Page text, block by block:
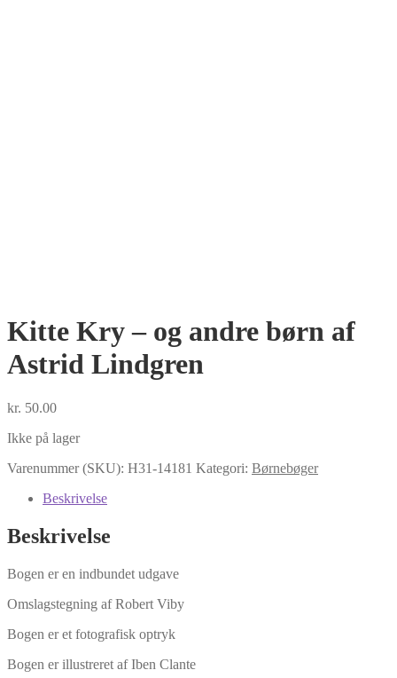
Kitte Kry – og andre børn af
Astrid Lindgren
kr. 50.00
Ikke på lager
Varenummer (SKU): H31-14181 Kategori: Børnebøger
Beskrivelse
Beskrivelse
Bogen er en indbundet udgave
Omslagstegning af Robert Viby
Bogen er et fotografisk optryk
Bogen er illustreret af Iben Clante